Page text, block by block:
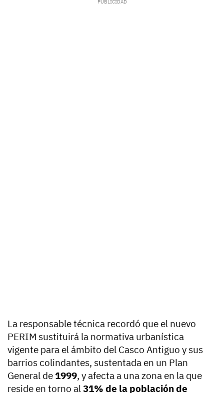
La responsable técnica recordó que el nuevo
PERIM sustituirá la normativa urbanística
vigente para el ámbito del Casco Antiguo y sus
barrios colindantes, sustentada en un Plan
General de 1999, y afecta a una zona en la que
reside en torno al31% de la población de